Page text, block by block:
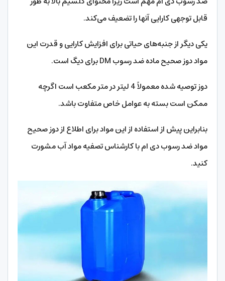
قابل توجهی کارایی آنها را تضعیف می‌کند.
یکی دیگر از جنبه‌های حیاتی برای افزایش کارایی و قدرت این
مواد دوز صحیح ماده ضد رسوب DM برای دیگ است.
دوز توصیه شده معمولاً 4 لیتر در متر مکعب است اگرچه
ممکن است بسته به عوامل خاص متفاوت باشد.
بنابراین پیش از استفاده از این مواد برای اطلاع از دوز صحیح
مواد ضد رسوب دی ام با کارشناس تصفیه مواد آب مشورت
کنید.